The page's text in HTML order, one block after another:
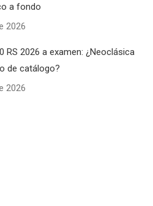
a fondo
2026
RS 2026 a examen: ¿Neoclásica
de catálogo?
2026